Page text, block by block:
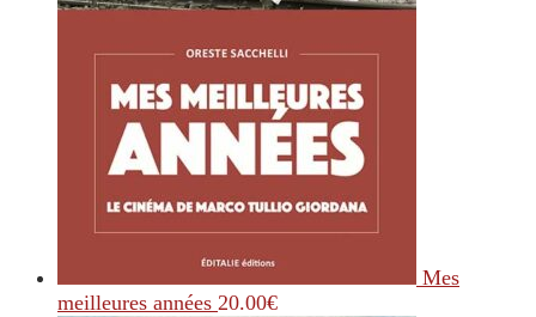
Mes
meilleures années 20.00€